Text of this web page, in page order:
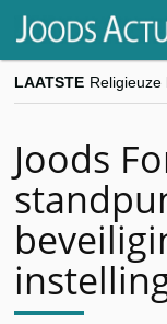
LAATSTE
Joods